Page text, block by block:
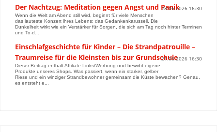
Der Nachtzug: Meditation gegen Angst und Panik28.06.2026 16:30
Wenn die Welt am Abend still wird, beginnt für viele Menschen
das lauteste Konzert ihres Lebens: das Gedankenkarussell. Die
Dunkelheit wirkt wie ein Verstärker für Sorgen, die sich am Tag noch hinter Terminen
und To-d...
Einschlafgeschichte für Kinder – Die Strandpatrouille –
Traumreise für die Kleinsten bis zur Grundschule21.06.2026 16:30
Dieser Beitrag enthält Affiliate-Links/Werbung und bewirbt eigene
Produkte unseres Shops. Was passiert, wenn ein starker, gelber
Riese und ein winziger Strandbewohner gemeinsam die Küste bewachen? Genau,
es entsteht e...